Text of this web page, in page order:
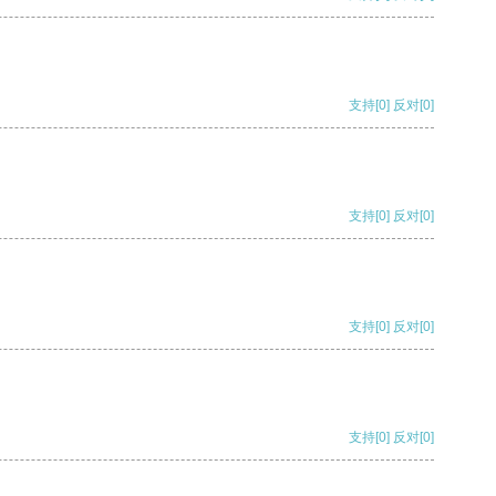
支持[0] 反对[0]
支持[0] 反对[0]
支持[0] 反对[0]
支持[0] 反对[0]